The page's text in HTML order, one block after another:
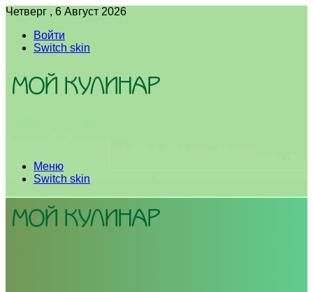
Четверг , 6 Август 2026
Войти
Switch skin
Меню
Switch skin